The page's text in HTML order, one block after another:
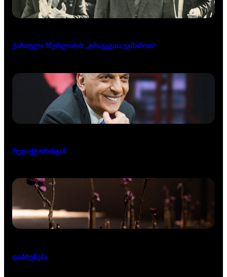
ქართული მწერლობის „ტრაგედია უგმიროთ“
რედაქტორისგან
დაბრუნება